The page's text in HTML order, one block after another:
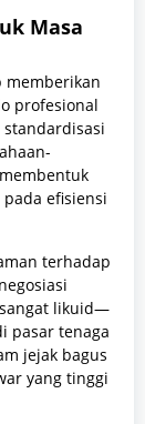
Masa
memberikan
profesional
standardisasi
efisiensi
terhadap
likuid—
pasar tenaga
jejak bagus
yang tinggi